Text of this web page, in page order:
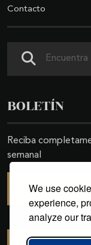
We use
experience,
analyze our
Contacto
BOLETÍN
Reciba
semanal